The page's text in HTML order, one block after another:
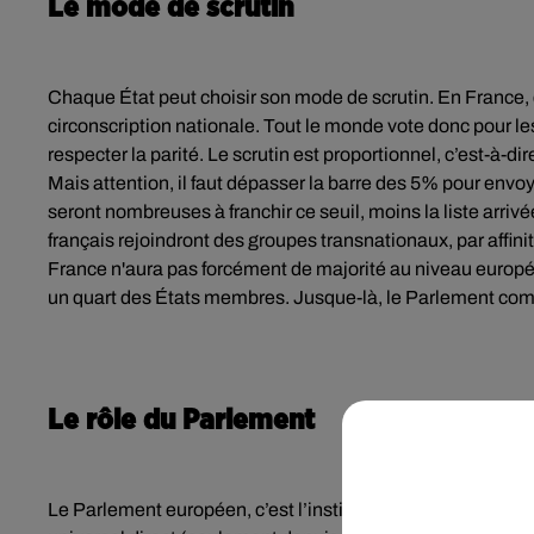
Le mode de scrutin
Chaque État peut choisir son mode de scrutin. En
circonscription nationale. Tout le monde vote donc pour
respecter la parité. Le scrutin est proportionnel, c’est-à-
Mais attention, il faut dépasser la barre des 5% pour
seront nombreuses à franchir ce seuil, moins la liste
français rejoindront des groupes transnationaux, par
France n'aura pas forcément de majorité au niveau
un quart des États membres. Jusque-là, le Parlement
Le rôle du Parlement
Le Parlement européen, c’est l’institution européenne